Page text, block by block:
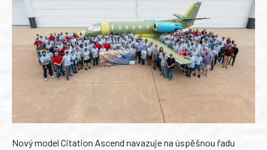
Nový model Citation Ascend navazuje na úspěšnou řadu